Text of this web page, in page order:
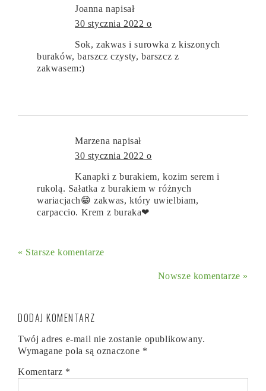
Joanna napisał
30 stycznia 2022 o
Sok, zakwas i surowka z kiszonych
buraków, barszcz czysty, barszcz z
zakwasem:)
Marzena napisał
30 stycznia 2022 o
Kanapki z burakiem, kozim serem i
rukolą. Sałatka z burakiem w różnych
wariacjach😁 zakwas, który uwielbiam,
carpaccio. Krem z buraka❤
« Starsze komentarze
Nowsze komentarze »
DODAJ KOMENTARZ
Twój adres e-mail nie zostanie opublikowany.
Wymagane pola są oznaczone *
Komentarz *